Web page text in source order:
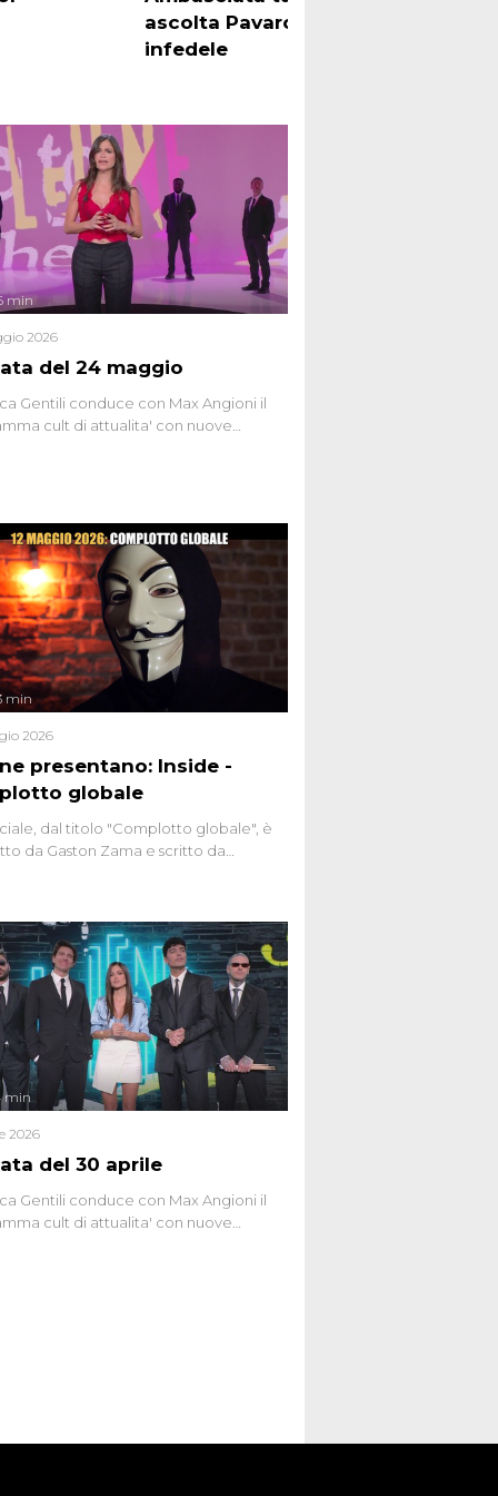
ascolta Pavarotti è un
infedele
del 24 maggio
min
2026
Gentili conduce con Max Angioni il
cult di attualita' con nuove
presentano: Inside -
globale
min
2026
dal titolo "Complotto globale", è
da Gaston Zama e scritto da
dei sospetti globali e del
che negli ultimi anni hanno
network, talk show, piazze digitali
collettivo.
del 30 aprile
min
2026
Gentili conduce con Max Angioni il
cult di attualita' con nuove